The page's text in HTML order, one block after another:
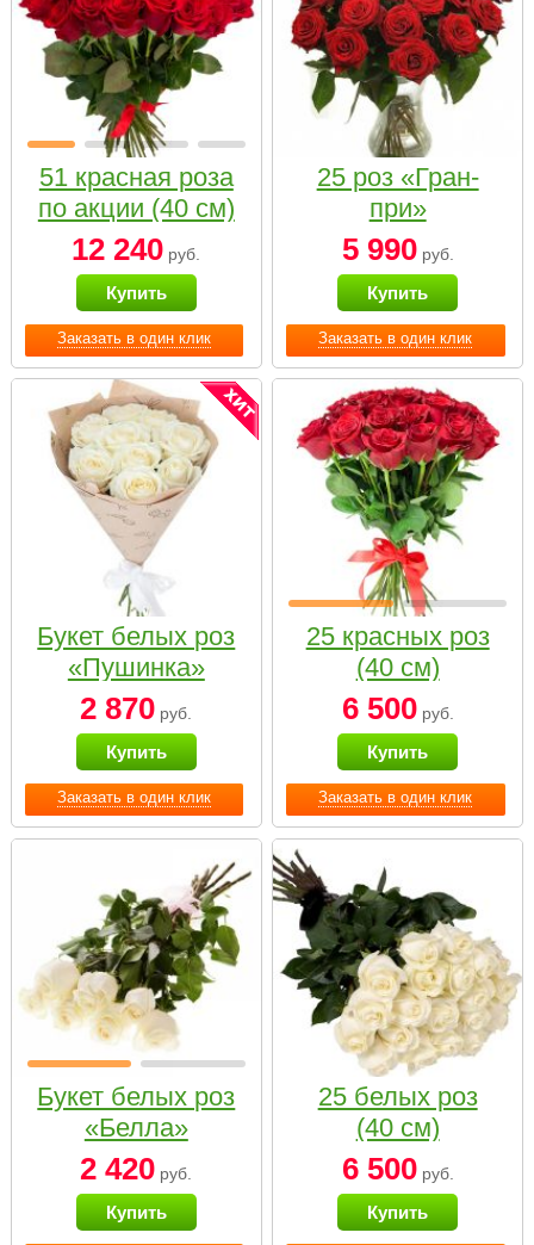
Заказать в один клик
51 красная роза
по акции (40 см)
12 240 руб.
Купить
Заказать в один клик
25 роз «Гран-
при»
5 990руб.
Купить
Заказать в один клик
Букет белых роз
«Пушинка»
2 870 руб.
Купить
Заказать в один клик
25 красных роз
(40 см)
6 500руб.
Купить
Букет белых роз
«Белла»
2 420 руб.
Купить
25 белых роз
(40 см)
6 500руб.
Купить